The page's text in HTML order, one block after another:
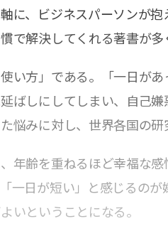
に、ビジネスパーソンが
で解決してくれる著書が
い方」である。「一日が
ばしにしてしまい、自己
悩みに対し、世界各国の研
年齢を重ねるほど幸福な
一日が短い」と感じるの
いということになる。